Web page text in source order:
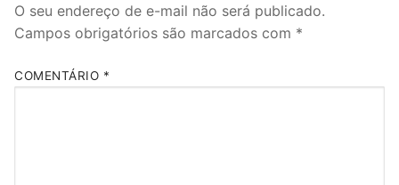
O seu endereço de e-mail não será publicado.
Campos obrigatórios são marcados com *
COMENTÁRIO *